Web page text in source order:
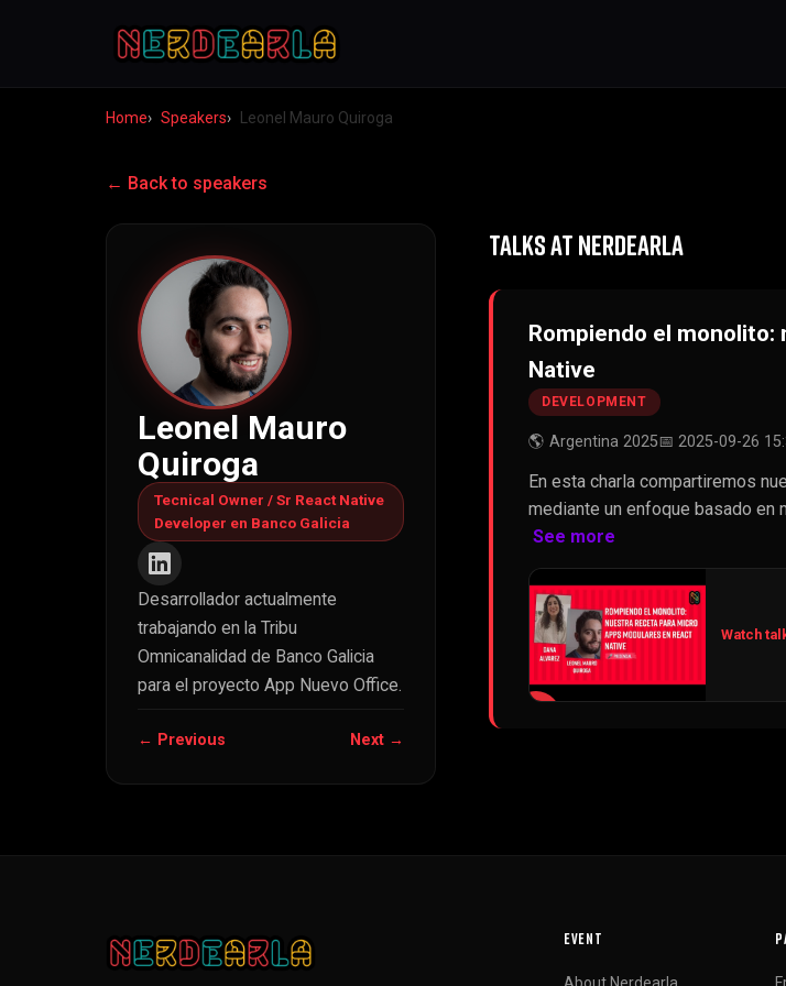
Home Speakers Leonel Mauro Quiroga
← Back to speakers
Leonel Mauro
Quiroga
Tecnical Owner / Sr React Native
Developer en Banco Galicia
Desarrollador actualmente
trabajando en la Tribu
Omnicanalidad de Banco Galicia
para el proyecto App Nuevo Office.
← Previous Next →
TALKS AT NERDEARLA
Rompiendo el
Native
DEVELOPMENT
🌎 Argentina 2025📅 2025-09-26
En esta charla compartiremos
mediante un enfoque basado en
See more
Watch
EVENT
About Nerdearla